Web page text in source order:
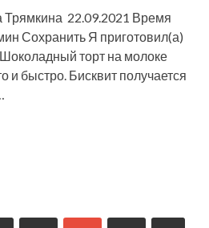
Трямкина 22.09.2021 Время
Сохранить Я приготовил(а)
торт на молоке
и быстро. Бисквит получается